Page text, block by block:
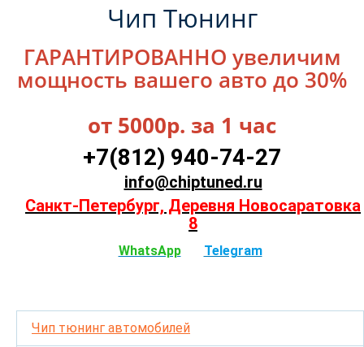
Чип Тюнинг
ГАРАНТИРОВАННО увеличим
мощность вашего авто до 30%
от 5000р. за 1 час
+7(812) 940-74-27
info@chiptuned.ru
Санкт-Петербург, Деревня Новосаратовка
8
WhatsApp Telegram
Чип тюнинг автомобилей